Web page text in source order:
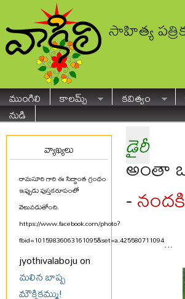
సాహిత్య
ముంగిలి కాలమ్స్ కవిత్వం
నుడి
వ్యాఖ్యలు
రామసూరి గారి ఈ సిద్ధాంత గ్రంథం
ఇప్పుడు పుస్తకరూపంలో
వెలువడుతోంది.
https://www.facebook.com/photo?
fbid=10159836063161095&set=a.425580711094...
jyothivalaboju on
మలిన బాష్ప
మౌక్తికమ్ము!
డైరీ
అంతా
-